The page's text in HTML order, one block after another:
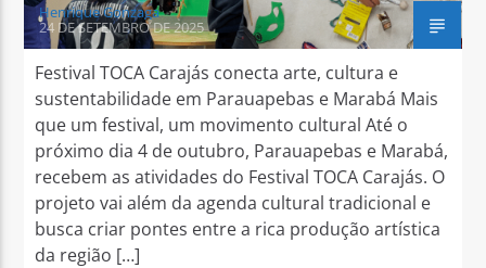
Henrique Gonzaga
24 DE SETEMBRO DE 2025
Festival TOCA Carajás conecta arte, cultura e
sustentabilidade em Parauapebas e Marabá Mais
que um festival, um movimento cultural Até o
próximo dia 4 de outubro, Parauapebas e Marabá,
recebem as atividades do Festival TOCA Carajás. O
projeto vai além da agenda cultural tradicional e
busca criar pontes entre a rica produção artística
da região […]